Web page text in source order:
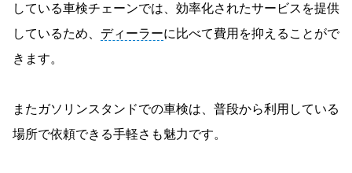
している車検チェーンでは、効率化されたサービスを提供
しているため、 ディーラーに比べて費用を抑えることがで
きます。
またガソリンスタンドでの車検は、普段から利用している
場所で依頼できる手軽さも魅力です。